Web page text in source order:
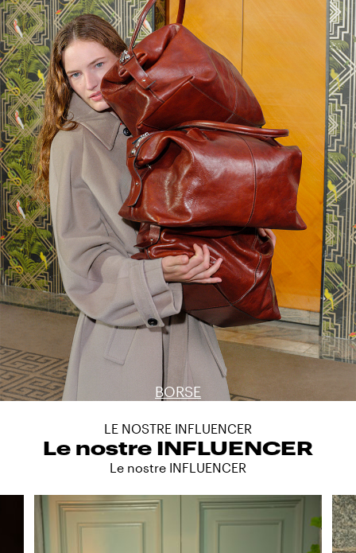
BORSE
LE NOSTRE INFLUENCER
Le nostre INFLUENCER
Le nostre INFLUENCER